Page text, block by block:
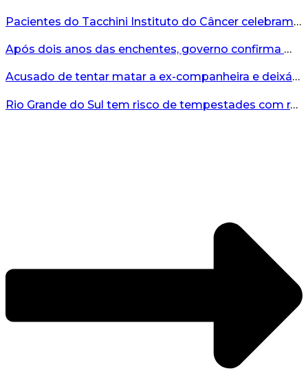
Pacientes do Tacchini Instituto do Câncer celebram Dia dos Pais com cuidado e relaxamento...
Após dois anos das enchentes, governo confirma mais de R$19 milhões para nova ponte no Vale do Taquari...
Acusado de tentar matar a ex-companheira e deixá-la paraplégica é condenado na Serra Gaúcha...
Rio Grande do Sul tem risco de tempestades com rajadas de ventos nos próximos dias...